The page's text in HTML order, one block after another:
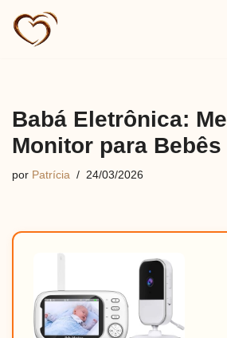
Pular
Babá Eletrônica:
Monitor para Bebês
por Patrícia 24/03/2026